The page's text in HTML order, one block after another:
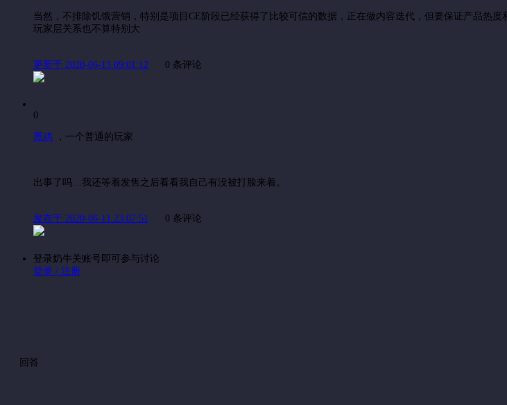
当然，不排除饥饿营销，特别是项目CE阶段已经获得了比较可信的数据，正在做内容迭代，但要保证产品热
玩家层关系也不算特别大
更新于 2020-06-13 09:01:12 0 条评论
0
黑鸡 ， 一个普通的玩家
出事了吗…我还等着发售之后看看我自己有没被打脸来着。
发布于 2020-06-11 23:07:51 0 条评论
登录奶牛关账号即可参与讨论
登录 / 注册
回答